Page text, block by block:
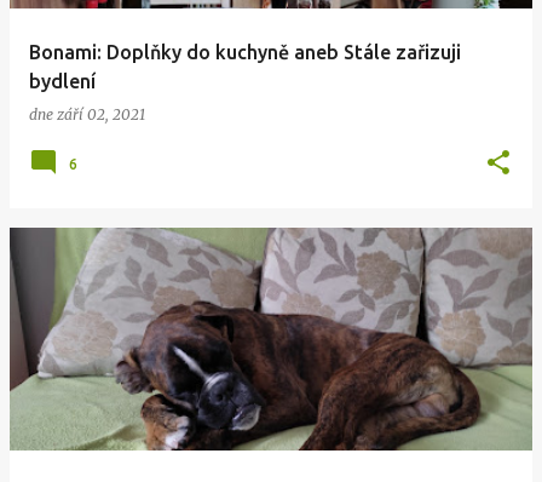
Bonami: Doplňky do kuchyně aneb Stále zařizuji
bydlení
dne září 02, 2021
6